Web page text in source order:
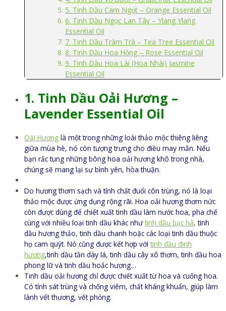
5. Tinh Dầu Cam Ngọt – Orange Essential Oil
6. Tinh Dầu Ngọc Lan Tây – Ylang Ylang
Essential Oil
7. Tinh Dầu Tràm Trà – Tea Tree Essential Oil
8. Tinh Dầu Hoa Hồng – Rose Essential Oil
9. Tinh Dầu Hoa Lài (Hoa Nhài) Jasmine
Essential Oil
1. Tinh Dầu Oải Hương –
Lavender Essential Oil
Oải Hương là một trong những loài thảo mộc thiêng liêng
giữa mùa hè, nó còn tượng trưng cho điều may mắn. Nếu
bạn rắc tung những bông hoa oải hương khô trong nhà,
chúng sẽ mang lại sự bình yên, hòa thuận.
Do hương thơm sạch và tính chất đuổi côn trùng, nó là loại
thảo mộc được ứng dụng rộng rãi. Hoa oải hương thơm nức
còn được dùng để chiết xuất tinh dầu làm nước hoa, pha chế
cùng với nhiều loại tinh dầu khác như tinh dầu bạc hà,tinh
dầu hương thảo, tinh dầu chanh hoặc các loại tinh dầu thuộc
họ cam quýt. Nó cũng được kết hợp với tinh dầu đinh
hương,tinh dầu tần dày lá, tinh dầu cây xô thơm, tinh dầu hoa
phong lữ và tinh dầu hoắc hương…
Tinh dầu oải hương chỉ được chiết xuất từ hoa và cuống hoa.
Có tính sát trùng và chống viêm, chất kháng khuẩn, giúp làm
lành vết thương, vết phỏng.